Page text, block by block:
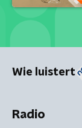
Wie luistert
Radio